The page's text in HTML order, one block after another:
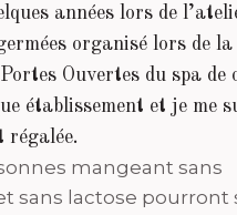
années lors de
organisé lors de la
Ouvertes du spa de
établissement et je me
régalée.
mangeant sans
sans lactose pourront